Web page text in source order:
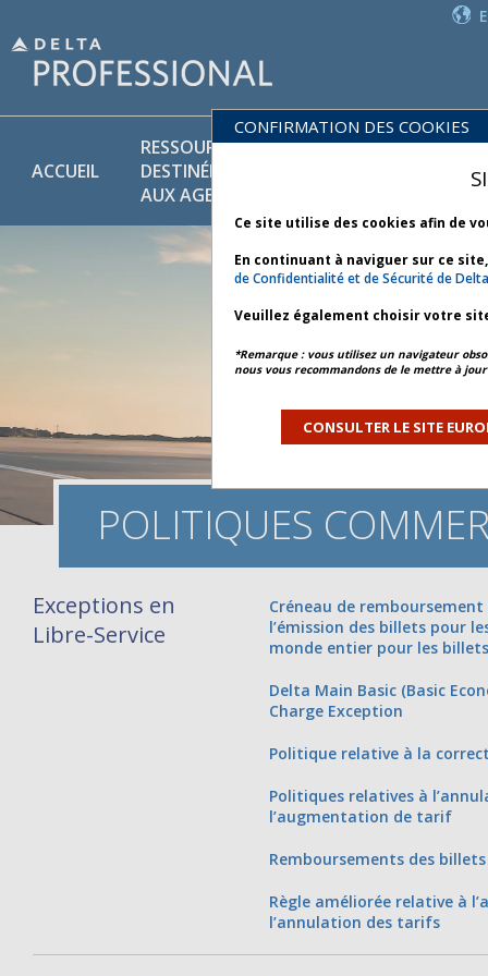
ACCUEIL
RESSOURCES
DESTINÉES
AUX AGENTS
ET
POLITIQUES
Exceptions en
Libre-Service
Créneau de
l’émission des billets pour
monde entier pour les
Delta Main Basic (Basic
Charge Exception
Politique relative à la
Politiques relatives à
l’augmentation de tarif
Remboursements des
Règle améliorée relative à
l’annulation des tarifs
CONFIRMATION DES COOKIES
Ce site utilise des cookies afin de
En continuant à naviguer sur ce
de Confidentialité et de Sécurité de Delta
Veuillez également choisir votre
*Remarque : vous utilisez un navigateur
nous vous recommandons de le mettre à
CONSULTER LE SITE